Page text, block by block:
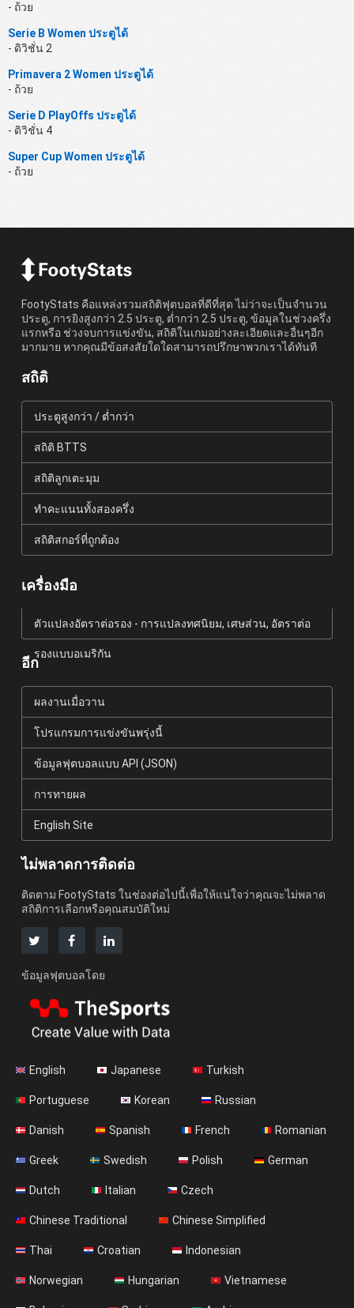
- ถ้วย
Serie B Women ประตูได้
- ดิวิชั่น 2
Primavera 2 Women ประตูได้
- ถ้วย
Serie D PlayOffs ประตูได้
- ดิวิชั่น 4
Super Cup Women ประตูได้
- ถ้วย
FootyStats คือแหล่งรวมสถิติฟุตบอลที่ดีที่สุด ไม่ว่าจะเป็นจำนวน
ประตู, การยิงสูงกว่า 2.5 ประตู, ต่ำกว่า 2.5 ประตู, ข้อมูลในช่วงครึ่ง
แรกหรือ ช่วงจบการแข่งขัน, สถิติในเกมอย่างละเอียดและอื่นๆอีก
มากมาย หากคุณมีข้อสงสัยใดใดสามารถปรึกษาพวกเราได้ทันที
สถิติ
ประตูสูงกว่า / ต่ำกว่า
สถิติ BTTS
สถิติลูกเตะมุม
ทำคะแนนทั้งสองครึ่ง
สถิติสกอร์ที่ถูกต้อง
เครื่องมือ
ตัวแปลงอัตราต่อรอง - การแปลงทศนิยม, เศษส่วน, อัตราต่อ
รองแบบอเมริกัน
อีก
ผลงานเมื่อวาน
โปรแกรมการแข่งขันพรุ่งนี้
ข้อมูลฟุตบอลแบบ API (JSON)
การทายผล
English Site
ไม่พลาดการติดต่อ
ติดตาม FootyStats ในช่องต่อไปนี้เพื่อให้แน่ใจว่าคุณจะไม่พลาด
สถิติการเลือกหรือคุณสมบัติใหม่
ข้อมูลฟุตบอลโดย
English Japanese Turkish
Portuguese Korean Russian
Danish Spanish French Romanian
Greek Swedish Polish German
Dutch Italian Czech
Chinese Traditional Chinese Simplified
Thai Croatian Indonesian
Norwegian Hungarian Vietnamese